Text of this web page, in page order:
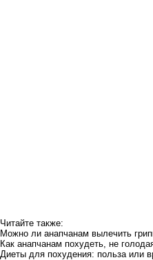
Читайте также:
Можно ли анапчанам вылечить
Как анапчанам похудеть, не
Диеты для похудения: польза или